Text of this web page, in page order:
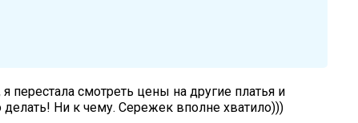
перестала смотреть цены на другие платья и
делать! Ни к чему. Сережек вполне хватило)))